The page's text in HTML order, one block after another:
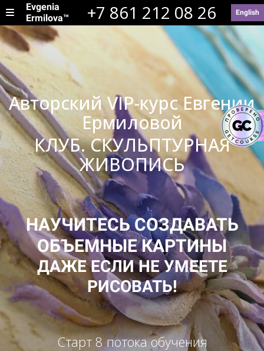
Evgenia
Ermilova™
+7 861 212 08 26 English
Авторский VIP-курс Евгении
Ермиловой
КЛУБ. СКУЛЬПТУРНАЯ
ЖИВОПИСЬ
НАУЧИТЕСЬ СОЗДАВАТЬ
ОБЪЕМНЫЕ КАРТИНЫ
ДАЖЕ ЕСЛИ НЕ УМЕЕТЕ
РИСОВАТЬ!
Старт 8 потока обучения